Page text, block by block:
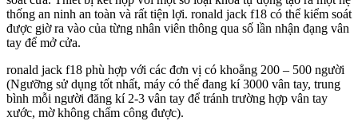
thống an ninh an toàn và rất tiện lợi. ronald jack f18 có thể kiểm soát
được giờ ra vào của từng nhân viên thông qua số lần nhận đạng vân
tay để mở cửa.
ronald jack f18 phù hợp với các đơn vị có khoẳng 200 – 500 người
(Ngưỡng sử dụng tốt nhất, máy có thể đang kí 3000 vân tay, trung
bình mỗi người đăng kí 2-3 vân tay để tránh trường hợp vân tay
xước, mờ không chấm công được).